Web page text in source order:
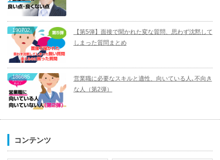
190702
【第5弾】面接で聞かれた変な質問、思わず沈黙して
しまった質問まとめ
186685
営業職に必要なスキルと適性、向いている人､不向き
な人（第2弾）
コンテンツ